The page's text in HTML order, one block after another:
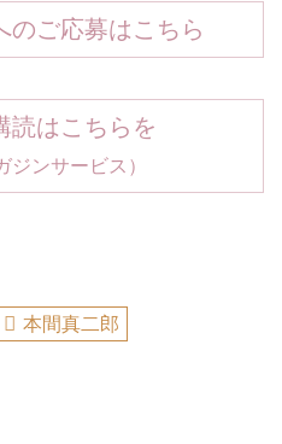
のご応募はこちら
読はこちらを
ンサービス）
本間真二郎